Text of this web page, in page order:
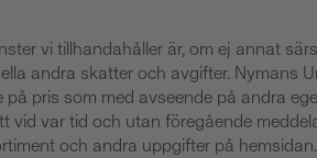
vi tillhandahåller är, om ej annat
andra skatter och avgifter. Nymans
på pris som med avseende på andra
vid var tid och utan föregående
och andra uppgifter på hemsidan.